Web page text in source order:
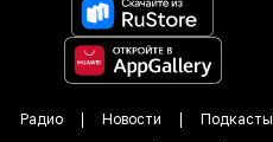
Радио Новости Подкасты